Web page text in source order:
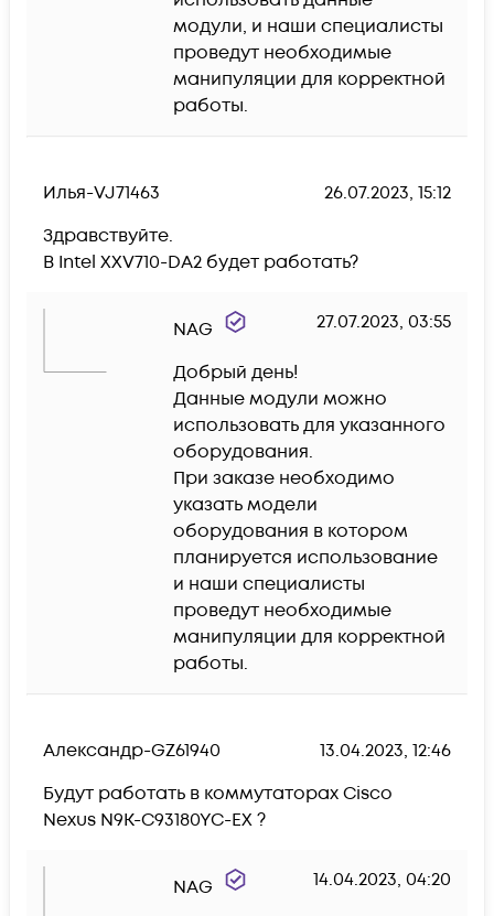
модули, и наши специалисты
проведут необходимые
манипуляции для корректной
работы.
Илья-VJ71463
26.07.2023, 15:12
Здравствуйте.
В Intel XXV710-DA2 будет работать?
NAG 27.07.2023, 03:55
Добрый день!
Данные модули можно
использовать для указанного
оборудования.
При заказе необходимо
указать модели
оборудования в котором
планируется использование
и наши специалисты
проведут необходимые
манипуляции для корректной
работы.
Александр-GZ61940
13.04.2023, 12:46
Будут работать в коммутаторах Cisco
Nexus N9K-C93180YC-EX ?
NAG 14.04.2023, 04:20